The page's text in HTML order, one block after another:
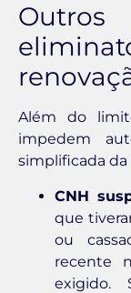
Além do
impedem
simplificada da
CNH
que
ou
recente
exigido.